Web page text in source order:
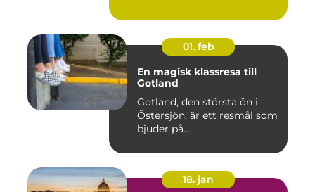
01. feb
En magisk klassresa till
Gotland
Gotland, den största ön i
Östersjön, är ett resmål som
bjuder på...
18. jan